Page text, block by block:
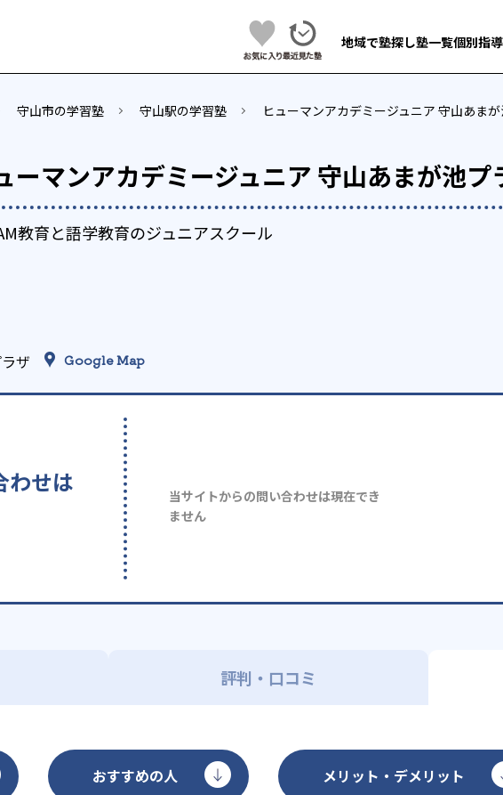
地域で塾探し塾一覧個別指
守山市の学習塾 守山駅の学習塾 ヒューマンアカデミージュニア 守山あま
ーマンアカデミージュニア 守山あまが池プ
教育と語学教育のジュニアスクール
ザ
Google Map
わせは
当サイトからの問い合わせは現在でき
ません
評判・口コミ
おすすめの人 メリット・デメリット